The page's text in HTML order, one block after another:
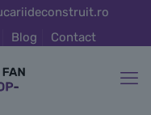
Blog Contact